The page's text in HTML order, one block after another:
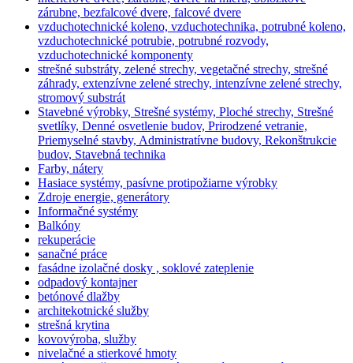
zárubne, bezfalcové dvere, falcové dvere
vzduchotechnické koleno, vzduchotechnika, potrubné koleno,
vzduchotechnické potrubie, potrubné rozvody,
vzduchotechnické komponenty
strešné substráty, zelené strechy, vegetačné strechy, strešné
záhrady, extenzívne zelené strechy, intenzívne zelené strechy,
stromový substrát
Stavebné výrobky, Strešné systémy, Ploché strechy, Strešné
svetlíky, Denné osvetlenie budov, Prirodzené vetranie,
Priemyselné stavby, Administratívne budovy, Rekonštrukcie
budov, Stavebná technika
Farby, nátery
Hasiace systémy, pasívne protipožiarne výrobky
Zdroje energie, generátory
Informačné systémy
Balkóny
rekuperácie
sanačné práce
fasádne izolačné dosky , soklové zateplenie
odpadový kontajner
betónové dlažby
architekotnické služby
strešná krytina
kovovýroba, služby
nivelačné a stierkové hmoty